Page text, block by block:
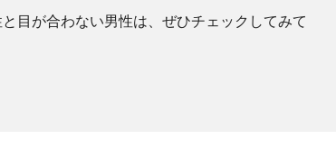
目が合わない男性は、ぜひチェックしてみて